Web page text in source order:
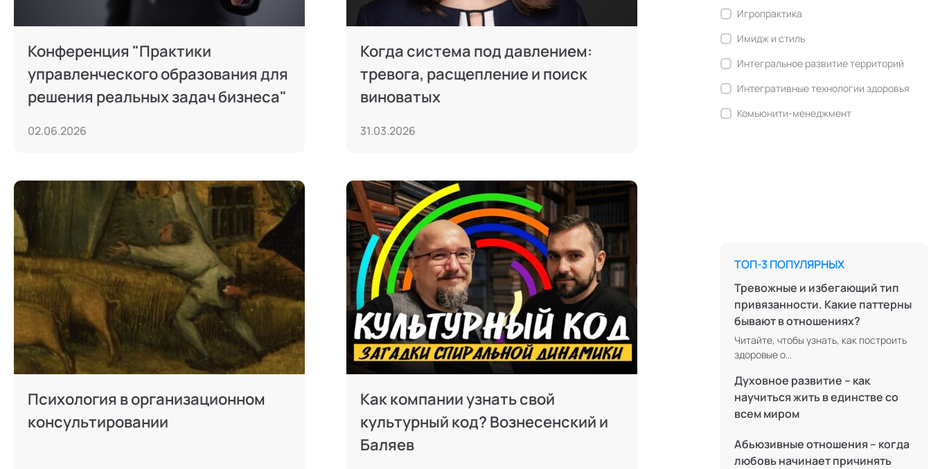
Игропрактика
Имидж и стиль
Интегральное развитие территорий
Интегративные технологии здоровья
Комьюнити-менеджмент
Нейролингвистическое
программирование
Персонология и поведенческий
анализ
Позитивная динамическая
психотерапия
Психодрама
Сексология
Современная йога
ТОП-3 ПОПУЛЯРНЫХ
Тревожные и избегающий тип
привязанности. Какие паттерны
бывают в отношениях?
Читайте, чтобы узнать, как построить
здоровые о...
Духовное развитие – как
научиться жить в единстве со
всем миром
Абьюзивные отношения – когда
любовь начинает причинять
Конференция "Практики
управленческого образования для
решения реальных задач бизнеса"
02.06.2026
Когда система под давлением:
тревога, расщепление и поиск
виноватых
31.03.2026
Психология в организационном
консультировании
Как компании узнать свой
культурный код? Вознесенский и
Баляев